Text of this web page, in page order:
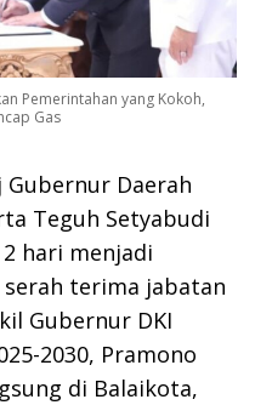
Pemerintahan yang Kokoh,
Gas
Gubernur Daerah
Teguh Setyabudi
hari menjadi
terima jabatan
Gubernur DKI
2030, Pramono
di Balaikota,